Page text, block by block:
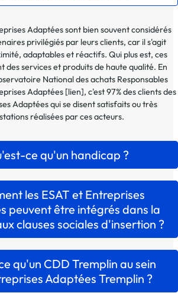
Adaptées sont bien souvent considérés
privilégiés par leurs clients, car il s'agit
adaptables et réactifs. Qui plus est, ces
des services et produits de haute qualité. En
National des achats Responsables
Adaptées [lien], c'est 97% des clients des
Adaptées qui se disent satisfaits ou très
réalisées par ces acteurs.
ce qu'un handicap ?
les ESAT et Entreprises
peuvent être intégrés dans la
clauses sociales d'insertion ?
qu'un CDD Tremplin au sein
Adaptées Tremplin ?